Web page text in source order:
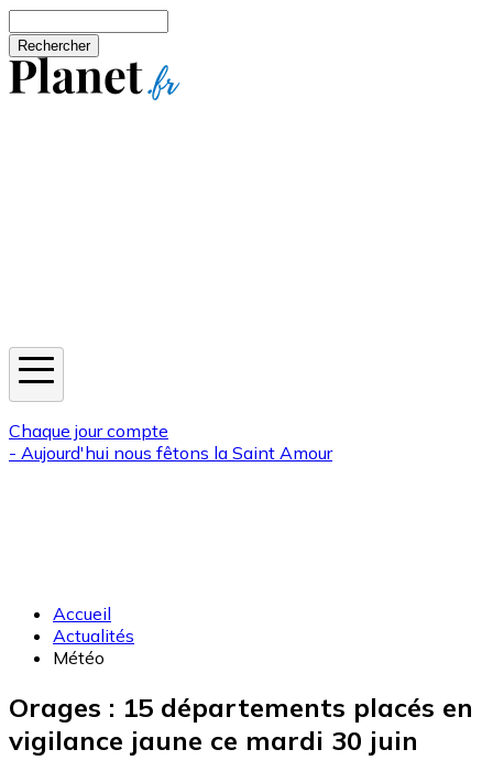
Chaque jour compte
- Aujourd'hui nous fêtons la Saint Amour
Accueil
Actualités
Météo
Orages : 15 départements placés en
vigilance jaune ce mardi 30 juin